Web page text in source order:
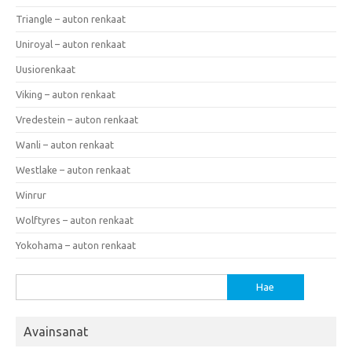
Triangle – auton renkaat
Uniroyal – auton renkaat
Uusiorenkaat
Viking – auton renkaat
Vredestein – auton renkaat
Wanli – auton renkaat
Westlake – auton renkaat
Winrur
Wolftyres – auton renkaat
Yokohama – auton renkaat
Avainsanat